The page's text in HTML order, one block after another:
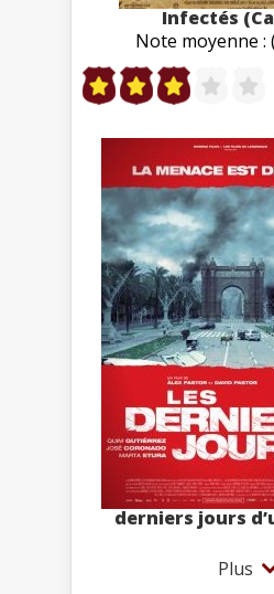
Infectés
Note moyenne :
derniers jours
Plus